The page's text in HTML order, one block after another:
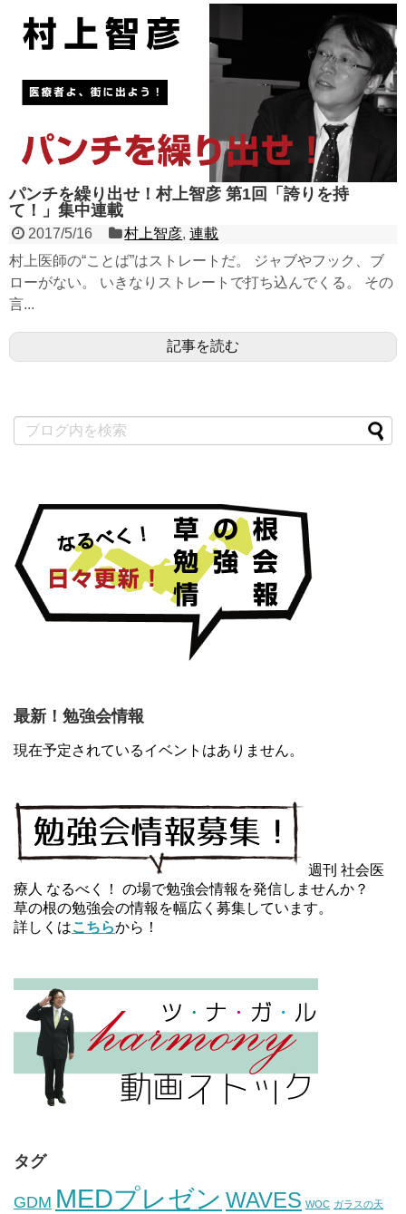
パンチを繰り出せ！村上智彦 第1回「誇りを持
て！」集中連載
2017/5/16 村上智彦,連載
村上医師の“ことば”はストレートだ。 ジャブやフック、ブ
ローがない。 いきなりストレートで打ち込んでくる。 その
言...
記事を読む
最新！勉強会情報
現在予定されているイベントはありません。
週刊 社会医
療人 なるべく！ の場で勉強会情報を発信しませんか？
草の根の勉強会の情報を幅広く募集しています。
詳しくはこちらから！
タグ
GDM MEDプレゼン WAVES WOC ガラスの天